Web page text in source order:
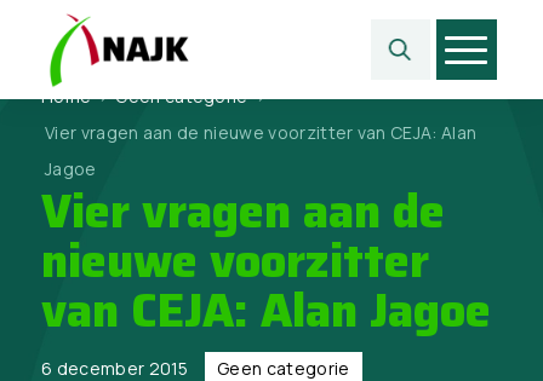
Home > Geen categorie >
Vier vragen aan de nieuwe voorzitter van CEJA: Alan
Jagoe
Vier vragen aan de
nieuwe voorzitter
van CEJA: Alan Jagoe
6 december 2015 Geen categorie